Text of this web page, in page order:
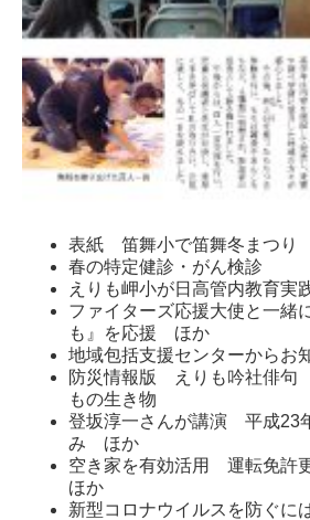
表紙 笛舞小で笛舞冬まつり
春の特定健診・がん検診
えりも岬小が日高管内教育
ファイターズ応援大使と一緒
も』を応援 ほか
地域包括支援センターから
防災情報版 えりも吟社俳
もの生き物
登坂淳一さんが講演 平成23
み ほか
空き家を有効活用 運転免
ほか
新型コロナウイルスを防ぐ